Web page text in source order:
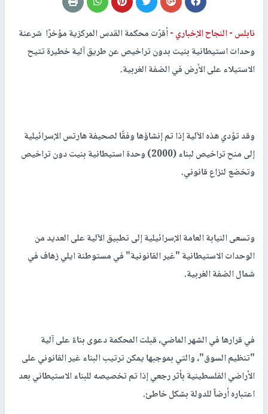
نابلس -النجاح الإخباري -أقرّت محكمة القدس المركزية مؤخرًا شرعنة
وحدات استيطانية بنيت بدون تراخيص عن طريق آلية خطيرة تتيح
الاستيلاء على الأرض في الضفة الغربية.
وقد تؤدي هذه الآلية إذا تم إنشاؤها وفقًا لصحيفة هارتس الإسرائيلية
إلى منح تراخيص لبناء (2000) وحدة استيطانية بنيت دون تراخيص
وتخضع لنزاع قانوني.
وتسعى النيابة العامة الإسرائيلية إلى تطبيق الآلية على العديد من
الوحدات الاستيطانية "غير القانونية" في مستوطنة ايلي زهاف في
شمال الضفة الغربية.
في قرارها في الشهر الماضي، قبلت المحكمة دعوى بناءً على آلية
"تنظيم السوق"، والتي بموجبها يمكن ترتيب البناء غير القانوني على
الأراضي الفلسطينية بأثر رجعي إذا تم تخصيصه للبناء الاستيطاني بعد
اعتباره أرضاً للدولة بشكل خاطئ.